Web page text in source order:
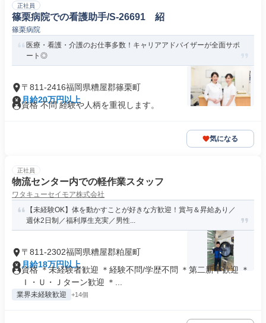
正社員
篠栗病院での看護助手/S-26691 紹
篠栗病院
医療・看護・介護のお仕事多数！キャリアアドバイザーが全面サポ
ート◎
〒811-2416福岡県糟屋郡篠栗町
月給20万円以上
資格 不問 経験や人柄を重視します。
気になる
正社員
物流センター内での軽作業スタッフ
ワタキューセイモア株式会社
【未経験OK】体を動かすことが好きな方歓迎！賞与＆昇給あり／
週休2日制／福利厚生充実／男性...
〒811-2302福岡県糟屋郡粕屋町
月給18万円以上
資格 ＊未経験者歓迎 ＊経験不問/学歴不問 ＊第二新卒歓迎 ＊
Ｉ・Ｕ・Ｊターン歓迎 ＊...
業界未経験歓迎 +14個